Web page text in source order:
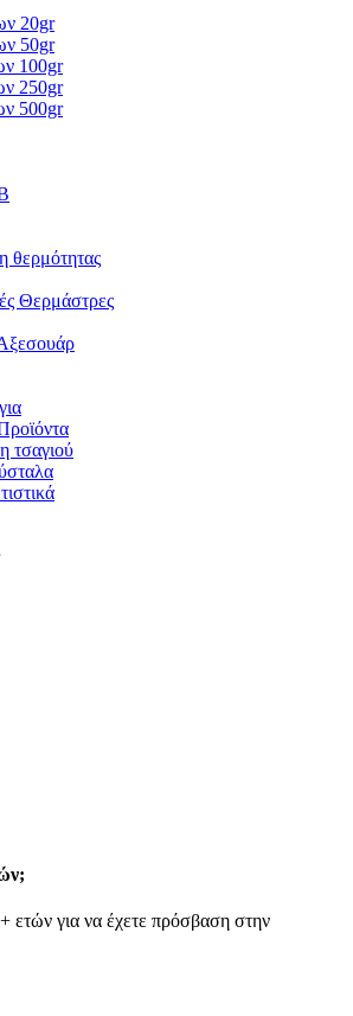
20gr
50gr
100gr
250gr
500gr
θερμότητας
Θερμάστρες
τσαγιού
ετών για να έχετε πρόσβαση στην